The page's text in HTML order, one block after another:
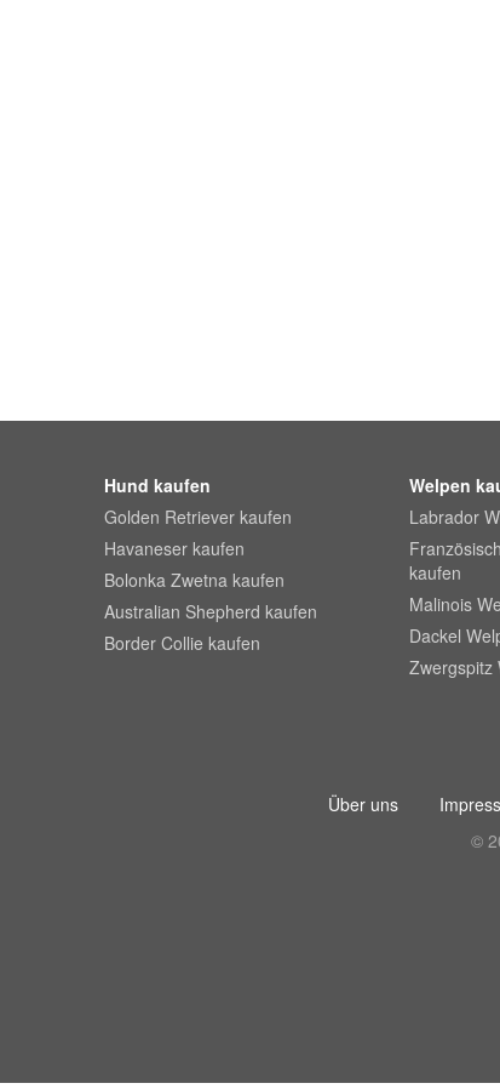
Hund kaufen
Golden Retriever kaufen
Havaneser kaufen
Bolonka Zwetna kaufen
Australian Shepherd kaufen
Border Collie kaufen
Welpen
Labrador
kaufen
Malinois
Dackel
Zwergspitz
Über uns
©